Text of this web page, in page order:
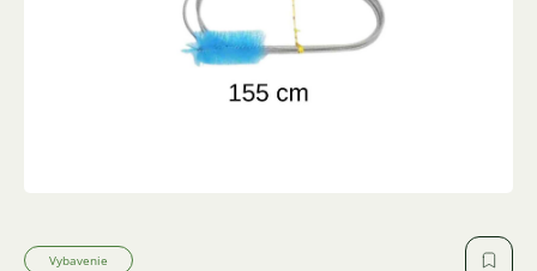
Vybavenie